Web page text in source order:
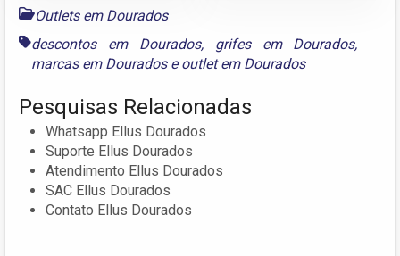
Outlets em Dourados
descontos em Dourados, grifes em Dourados,
marcas em Douradoseoutlet em Dourados
Pesquisas Relacionadas
Whatsapp Ellus Dourados
Suporte Ellus Dourados
Atendimento Ellus Dourados
SAC Ellus Dourados
Contato Ellus Dourados